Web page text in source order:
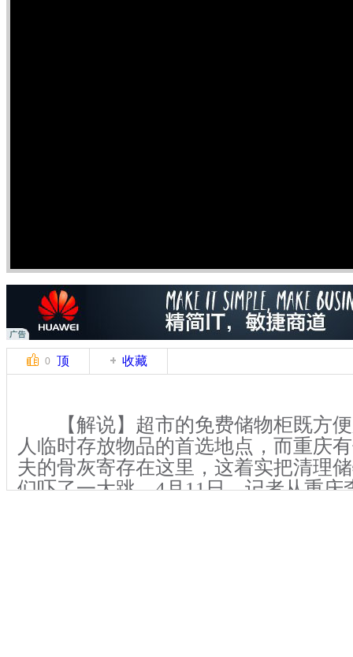
0 顶 收藏
【解说】超市的免费储物柜既方便
人临时存放物品的首选地点，而重庆
夫的骨灰寄存在这里，这着实把清理
们吓了一大跳。4月11日，记者从重庆